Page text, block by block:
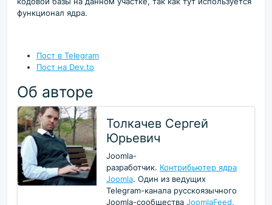
функционал ядра.
Пост в Telegram
Пост на Dev.to
Об авторе
Толкачев Сергей
Юрьевич
Joomla-
разработчик. Контрибьютер ядра
Joomla. Один из ведущих
Telegram-канала русскоязычного
Joomla-сообщества JoomlaFeed,